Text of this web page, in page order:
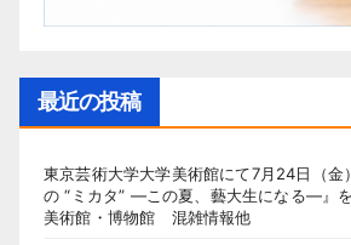
最近の投稿
東京芸術大学大学美術館にて7月24日（金
の “ミカタ” ―この夏、藝大生になる―
美術館・博物館 混雑情報他